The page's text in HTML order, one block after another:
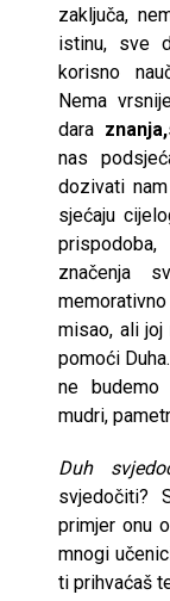
zaključa,
istinu, sve
korisno
Nema
dara znanja,
nas
dozivati
sjećaju
značenja
misao, ali
pomoći
ne budemo
mudri,
Duh
svjedočiti?
primjer onu
mnogi
ti prihvaćaš